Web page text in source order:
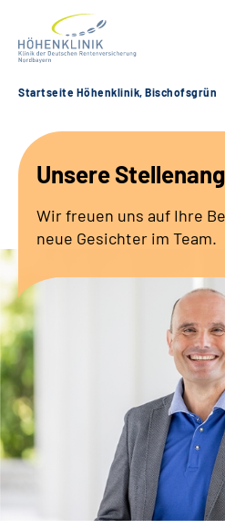
Leistungsangebot
Fachbereiche
Service
Karriere
Leichte Sprache
Gebärdensprache
Patienten-Login
Startseite Höhenklinik, Bischofsgrün
Unsere
Wir freuen uns auf Ihre
neue Gesichter im Team.